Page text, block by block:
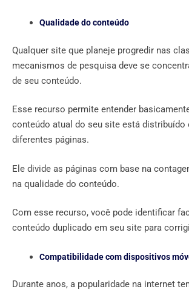
Qualidade do conteúdo
Qualquer site que planeje progredir nas
mecanismos de pesquisa deve se
de seu conteúdo.
Esse recurso permite entender
conteúdo atual do seu site está distribuído
diferentes páginas.
Ele divide as páginas com base na
na qualidade do conteúdo.
Com esse recurso, você pode identificar
conteúdo duplicado em seu site para
Compatibilidade com dispositivos
Durante anos, a popularidade na internet